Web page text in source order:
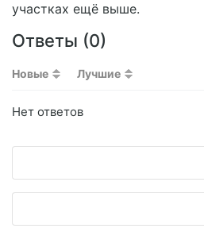
участках ещё выше.
Ответы (0)
Новые Лучшие
Нет ответов